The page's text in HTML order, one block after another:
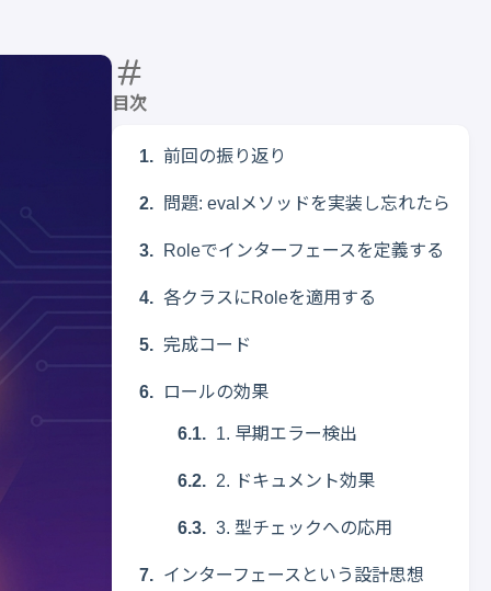
目次
前回の振り返り
問題: evalメソッドを実装し忘れたら
Roleでインターフェースを定義する
各クラスにRoleを適用する
完成コード
ロールの効果
1. 早期エラー検出
2. ドキュメント効果
3. 型チェックへの応用
インターフェースという設計思想